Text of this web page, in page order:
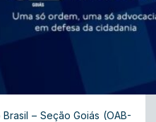
– Seção Goiás (OAB-